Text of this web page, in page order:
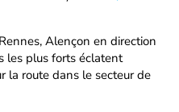
Alençon en direction
les plus forts éclatent
la route dans le secteur de